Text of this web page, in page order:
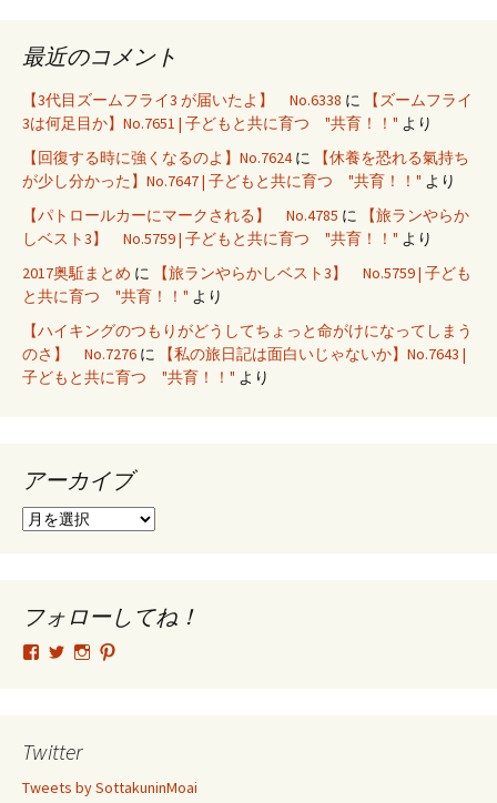
最近のコメント
【3代目ズームフライ3 が届いたよ】 No.6338 に
【ズームフライ
3は何足目か】No.7651 | 子どもと共に育つ "共育！！" より
【回復する時に強くなるのよ】No.7624に
【休養を恐れる氣持ち
が少し分かった】No.7647 | 子どもと共に育つ "共育！！" より
【パトロールカーにマークされる】 No.4785 に
【旅ランやらか
しベスト3】 No.5759 | 子どもと共に育つ "共育！！" より
2017奥駈まとめ に
【旅ランやらかしベスト3】 No.5759 | 子ども
と共に育つ "共育！！" より
【ハイキングのつもりがどうしてちょっと命がけになってしまう
のさ】 No.7276 に
【私の旅日記は面白いじゃないか】No.7643 |
子どもと共に育つ "共育！！" より
アーカイブ
ア
ブ
フォローしてね！
tsutomu.hattori.33
フ
ー
SottakuninMoai
フ
ー
tsutomu.hattori.33
ー ー
Twitter
Tweets by SottakuninMoai